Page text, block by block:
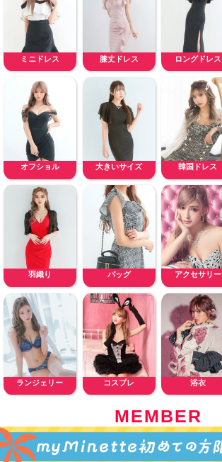
ミニドレス 膝丈ドレス ロングドレス
オフショル 大きいサイズ 韓国ドレス
羽織り バッグ アクセサリー
ランジェリー コスプレ 浴衣
MEMBER